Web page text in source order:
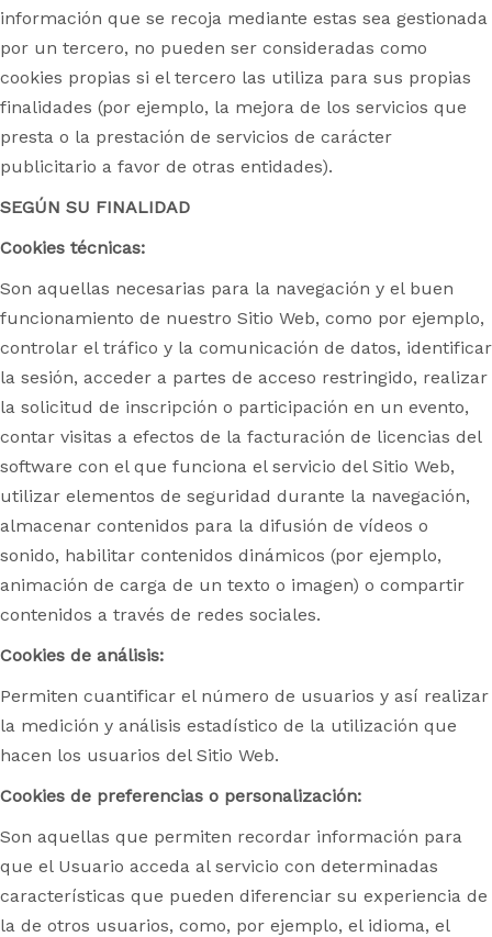
información que se recoja mediante estas sea gestionada
por un tercero, no pueden ser consideradas como
cookies propias si el tercero las utiliza para sus propias
finalidades (por ejemplo, la mejora de los servicios que
presta o la prestación de servicios de carácter
publicitario a favor de otras entidades).
SEGÚN SU FINALIDAD
Cookies técnicas:
Son aquellas necesarias para la navegación y el buen
funcionamiento de nuestro Sitio Web, como por ejemplo,
controlar el tráfico y la comunicación de datos, identificar
la sesión, acceder a partes de acceso restringido, realizar
la solicitud de inscripción o participación en un evento,
contar visitas a efectos de la facturación de licencias del
software con el que funciona el servicio del Sitio Web,
utilizar elementos de seguridad durante la navegación,
almacenar contenidos para la difusión de vídeos o
sonido, habilitar contenidos dinámicos (por ejemplo,
animación de carga de un texto o imagen) o compartir
contenidos a través de redes sociales.
Cookies de análisis:
Permiten cuantificar el número de usuarios y así realizar
la medición y análisis estadístico de la utilización que
hacen los usuarios del Sitio Web.
Cookies de preferencias o personalización:
Son aquellas que permiten recordar información para
que el Usuario acceda al servicio con determinadas
características que pueden diferenciar su experiencia de
la de otros usuarios, como, por ejemplo, el idioma, el